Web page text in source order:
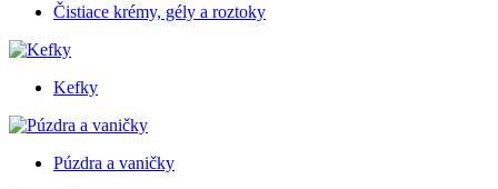
Čistiace krémy, gély a roztoky
Kefky
Púzdra a vaničky